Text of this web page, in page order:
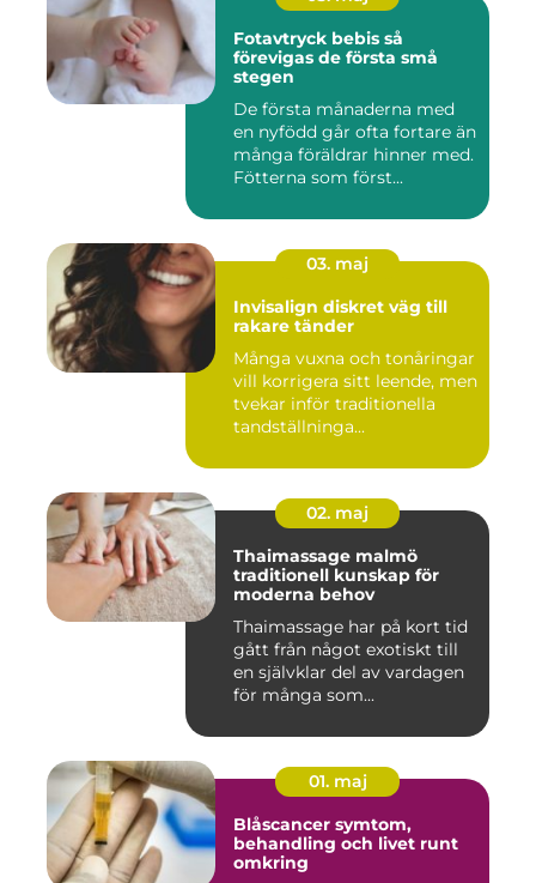
Fotavtryck bebis så
förevigas de första små
stegen
De första månaderna med
en nyfödd går ofta fortare än
många föräldrar hinner med.
Fötterna som först...
03. maj
Invisalign diskret väg till
rakare tänder
Många vuxna och tonåringar
vill korrigera sitt leende, men
tvekar inför traditionella
tandställninga...
02. maj
Thaimassage malmö
traditionell kunskap för
moderna behov
Thaimassage har på kort tid
gått från något exotiskt till
en självklar del av vardagen
för många som...
01. maj
Blåscancer symtom,
behandling och livet runt
omkring